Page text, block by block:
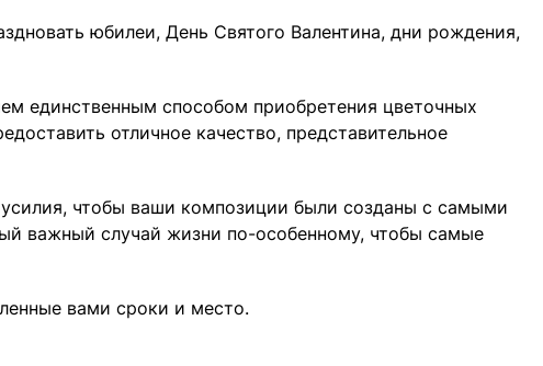
юбилеи, День Святого Валентина, дни рождения,
единственным способом приобретения цветочных
отличное качество, представительное
чтобы ваши композиции были созданы с самыми
важный случай жизни по-особенному, чтобы самые
вами сроки и место.